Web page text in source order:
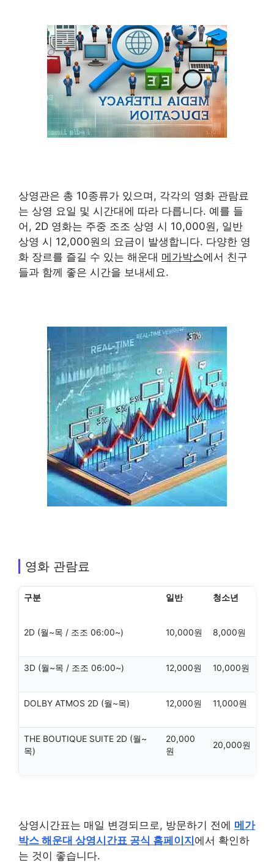
상영관은 총 10종류가 있으며, 각각의 영화 관람료
는 상영 요일 및 시간대에 따라 다릅니다. 예를 들
어, 2D 영화는 주중 조조 상영 시 10,000원, 일반
상영 시 12,000원의 요금이 발생합니다. 다양한 영
화 장르를 즐길 수 있는 해운대 메가박스에서 친구
들과 함께 좋은 시간을 보내세요.
영화 관람료
구분 일반 청소년
2D (월~목 / 조조 06:00~) 10,000원 8,000원
3D (월~목 / 조조 06:00~) 12,000원 10,000원
DOLBY ATMOS 2D (월~목) 12,000원 11,000원
THE BOUTIQUE SUITE 2D (월~
목)
20,000
원
20,000원
상영시간표는 매일 변경되므로, 방문하기 전에 메가
박스 해운대 상영시간표 공식 홈페이지에서 확인하
는 것이 좋습니다.